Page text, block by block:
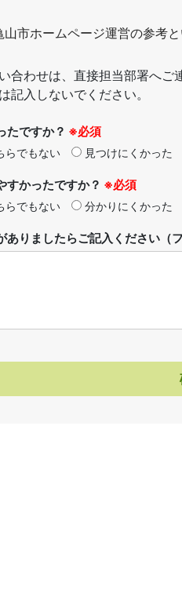
市ホームページ運営の参考
合わせは、直接担当部署へご
記入しないでください。
たですか？ ※必須
らでもない 見つけにくかった
すかったですか？ ※必須
らでもない 分かりにくかった
ありましたらご記入ください